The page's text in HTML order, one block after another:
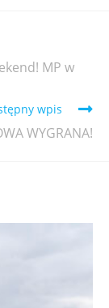
MP w
wpis
WYGRANA!